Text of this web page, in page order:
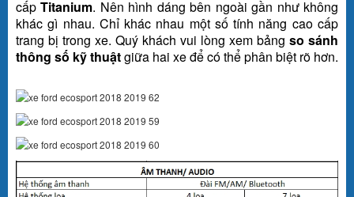
cấpTitanium. Nên hình dáng bên ngoài gần như không
khác gì nhau. Chỉ khác nhau một số tính năng cao cấp
trang bị trong xe. Quý khách vui lòng xem bảng so sánh
thông số kỹ thuậtgiữa hai xe để có thể phân biệt rõ hơn.